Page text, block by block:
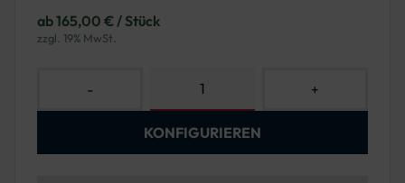
ab 165,00 € / Stück
zzgl. 19% MwSt.
- +
KONFIGURIEREN